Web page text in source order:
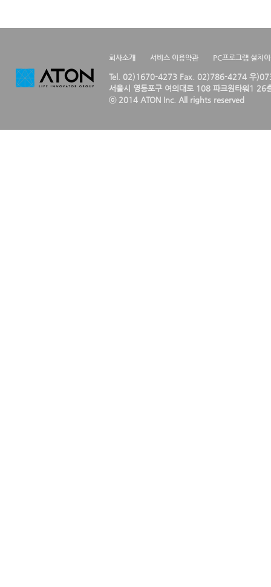
회사소개 서비스 이용약관 PC프로그램 설치
Tel. 02)1670-4273 Fax. 02)786-4274 우
서울시 영등포구 여의대로 108 파크원타워1 26
ⓒ 2014 ATON Inc. All rights reserved